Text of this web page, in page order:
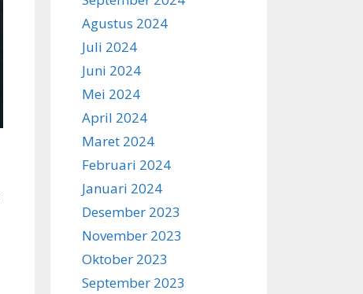
Agustus 2024
Juli 2024
Juni 2024
Mei 2024
April 2024
Maret 2024
Februari 2024
Januari 2024
Desember 2023
November 2023
Oktober 2023
September 2023